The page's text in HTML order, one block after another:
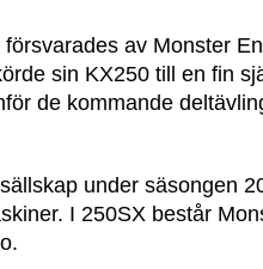
av Monster
sin KX250 till en fin
de kommande
under säsongen
I 250SX består